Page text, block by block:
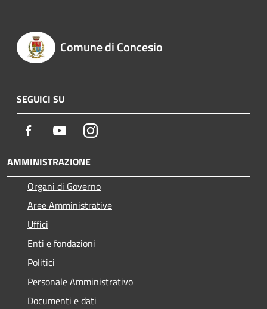
Comune di Concesio
SEGUICI SU
Facebook YoutubeInstagram
AMMINISTRAZIONE
Organi di Governo
Aree Amministrative
Uffici
Enti e fondazioni
Politici
Personale Amministrativo
Documenti e dati